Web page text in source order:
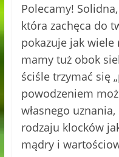
Polecamy!
która zachęca do
pokazuje jak
mamy tuż obok
ściśle trzymać się
powodzeniem
własnego
rodzaju klocków
mądry i